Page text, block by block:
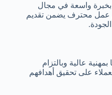
واسعة في مجال
عمل محترف يضمن تقديم
عالية وبالتزام
على تحقيق أهدافهم